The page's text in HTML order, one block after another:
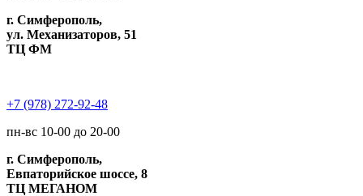
г. Симферополь,
ул. Механизаторов, 51
ТЦ ФМ
+7 (978) 272-92-48
пн-вс 10-00 до 20-00
г. Симферополь,
Евпаторийское шоссе, 8
ТЦ МЕГАНОМ